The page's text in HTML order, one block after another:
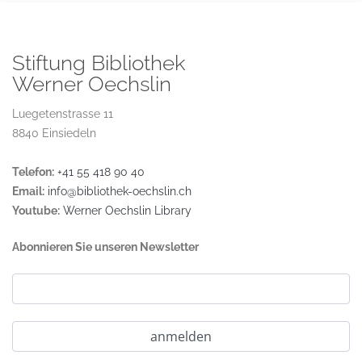
Stiftung Bibliothek
Werner Oechslin
Luegetenstrasse 11
8840 Einsiedeln
Telefon: +41 55 418 90 40
Email: info@bibliothek-oechslin.ch
Youtube: Werner Oechslin Library
Abonnieren Sie unseren Newsletter